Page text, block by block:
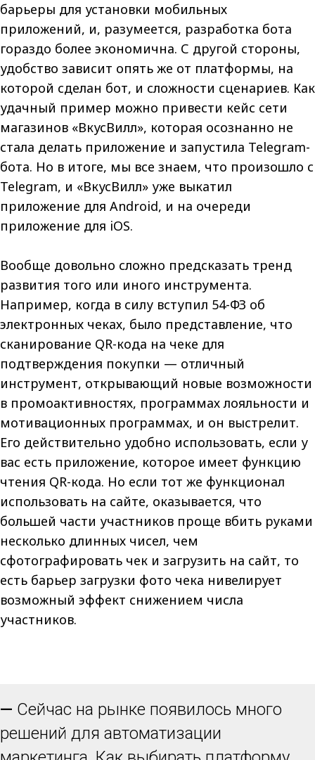
барьеры для установки мобильных
приложений, и, разумеется, разработка бота
гораздо более экономична. С другой стороны,
удобство зависит опять же от платформы, на
которой сделан бот, и сложности сценариев. Как
удачный пример можно привести кейс сети
магазинов «ВкусВилл», которая осознанно не
стала делать приложение и запустила Telegram-
бота. Но в итоге, мы все знаем, что произошло с
Telegram, и «ВкусВилл» уже выкатил
приложение для Android, и на очереди
приложение для iOS.
Вообще довольно сложно предсказать тренд
развития того или иного инструмента.
Например, когда в силу вступил 54-ФЗ об
электронных чеках, было представление, что
сканирование QR-кода на чеке для
подтверждения покупки — отличный
инструмент, открывающий новые возможности
в промоактивностях, программах лояльности и
мотивационных программах, и он выстрелит.
Его действительно удобно использовать, если у
вас есть приложение, которое имеет функцию
чтения QR-кода. Но если тот же функционал
использовать на сайте, оказывается, что
большей части участников проще вбить руками
несколько длинных чисел, чем
сфотографировать чек и загрузить на сайт, то
есть барьер загрузки фото чека нивелирует
возможный эффект снижением числа
участников.
— Сейчас на рынке появилось много
решений для автоматизации